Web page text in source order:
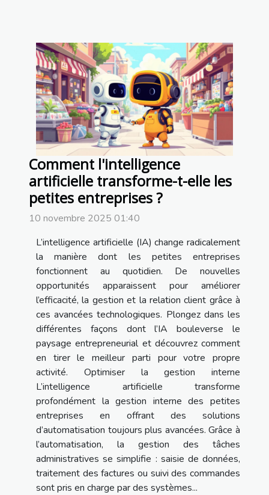
Comment l'intelligence
artificielle transforme-t-elle les
petites entreprises ?
10 novembre 2025 01:40
L’intelligence artificielle (IA) change radicalement
la manière dont les petites entreprises
fonctionnent au quotidien. De nouvelles
opportunités apparaissent pour améliorer
l’efficacité, la gestion et la relation client grâce à
ces avancées technologiques. Plongez dans les
différentes façons dont l’IA bouleverse le
paysage entrepreneurial et découvrez comment
en tirer le meilleur parti pour votre propre
activité. Optimiser la gestion interne
L’intelligence artificielle transforme
profondément la gestion interne des petites
entreprises en offrant des solutions
d’automatisation toujours plus avancées. Grâce à
l’automatisation, la gestion des tâches
administratives se simplifie : saisie de données,
traitement des factures ou suivi des commandes
sont pris en charge par des systèmes...